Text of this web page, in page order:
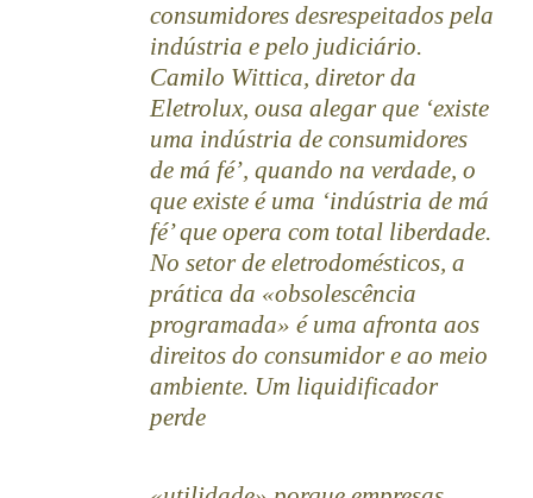
consumidores desrespeitados pela
indústria e pelo judiciário.
Camilo Wittica, diretor da
Eletrolux, ousa alegar que ‘existe
uma indústria de consumidores
de má fé’, quando na verdade, o
que existe é uma ‘indústria de má
fé’ que opera com total liberdade.
No setor de eletrodomésticos, a
prática da «obsolescência
programada» é uma afronta aos
direitos do consumidor e ao meio
ambiente. Um liquidificador
perde